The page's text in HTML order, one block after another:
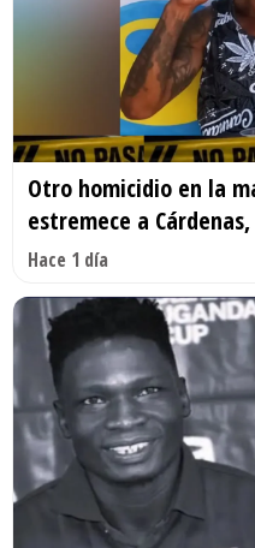
Otro homicidio en la
estremece a
Hace 1 día